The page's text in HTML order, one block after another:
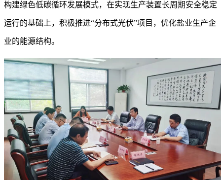
构建绿色低碳循环发展模式，在实现生产装置长周期安全稳定
运行的基础上，积极推进“分布式光伏”项目，优化盐业生产企
业的能源结构。